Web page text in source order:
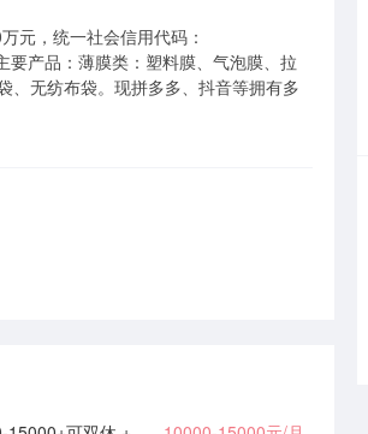
产品：薄膜类：塑料膜、气泡膜、拉
、无纺布袋。现拼多多、抖音等拥有多